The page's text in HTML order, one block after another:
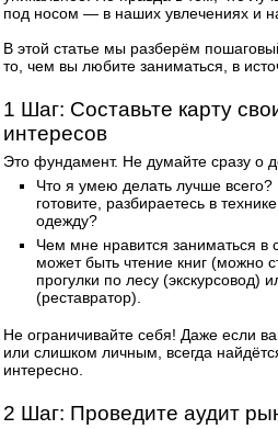
под носом — в наших увлечениях и
В этой статье мы разберём
то, чем вы любите заниматься, в
1️ Шаг: Составьте карту
интересов
Это фундамент. Не думайте сразу о
Что я умею делать лучше
готовите, разбираетесь в
одежду?
Чем мне нравится заниматься в
может быть чтение книг (можно
прогулки по лесу (экскурсовод)
(реставратор).
Не ограничивайте себя! Даже если
или слишком личным, всегда
интересно.
2️ Шаг: Проведите аудит